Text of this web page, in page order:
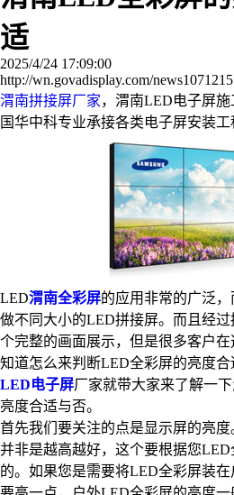
适
2025/4/24 17:09:00
http://wn.govadisplay.com/
渭南拼接屏厂家，渭南LED电子屏
国华中科专业承接各类电子屏安装工
LED渭南全彩屏的应用非常的广泛
做不同大小的LED拼接屏。而且经
个完整的画面展示，但是很多客户
知道怎么来判断LED全彩屏的亮度
LED电子屏厂家就带大家来了解一
亮度合适与否。
首先我们要关注的点是显示屏的亮
并非是越高越好，这个要根据您
的。如果您是需要将LED全彩屏装